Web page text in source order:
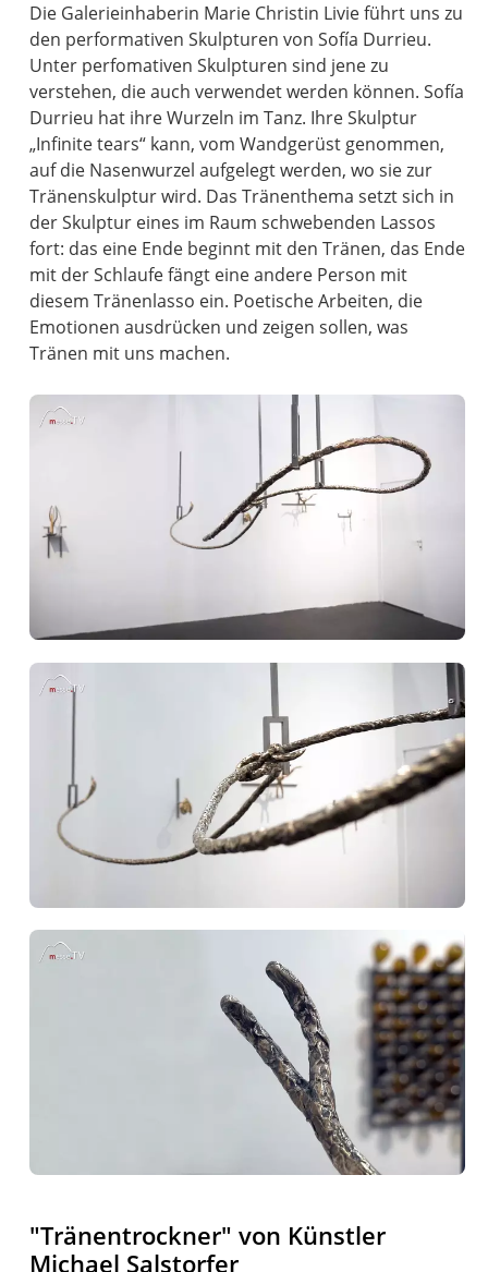
Die Galerieinhaberin Marie Christin Livie führt uns zu
den performativen Skulpturen von Sofía Durrieu.
Unter perfomativen Skulpturen sind jene zu
verstehen, die auch verwendet werden können. Sofía
Durrieu hat ihre Wurzeln im Tanz. Ihre Skulptur
„Infinite tears“ kann, vom Wandgerüst genommen,
auf die Nasenwurzel aufgelegt werden, wo sie zur
Tränenskulptur wird. Das Tränenthema setzt sich in
der Skulptur eines im Raum schwebenden Lassos
fort: das eine Ende beginnt mit den Tränen, das Ende
mit der Schlaufe fängt eine andere Person mit
diesem Tränenlasso ein. Poetische Arbeiten, die
Emotionen ausdrücken und zeigen sollen, was
Tränen mit uns machen.
"Tränentrockner" von Künstler
Michael Salstorfer